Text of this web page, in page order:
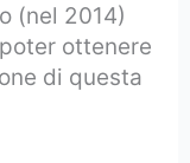
(nel 2014)
ottenere
di questa